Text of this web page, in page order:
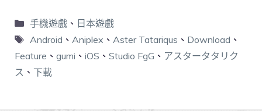
手機遊戲、 日本遊戲
Android 、 Aniplex 、 Aster Tatariqus 、 Download 、
Feature 、 gumi 、 iOS 、 Studio FgG 、 アスタータタリク
ス 、 下載